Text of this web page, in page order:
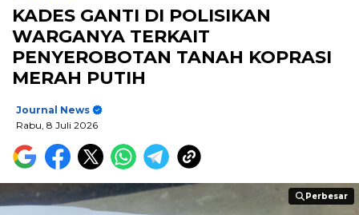
KADES GANTI DI POLISIKAN
WARGANYA TERKAIT
PENYEROBOTAN TANAH KOPRASI
MERAH PUTIH
Journal News
Rabu, 8 Juli 2026
Perbesar
Perbesar